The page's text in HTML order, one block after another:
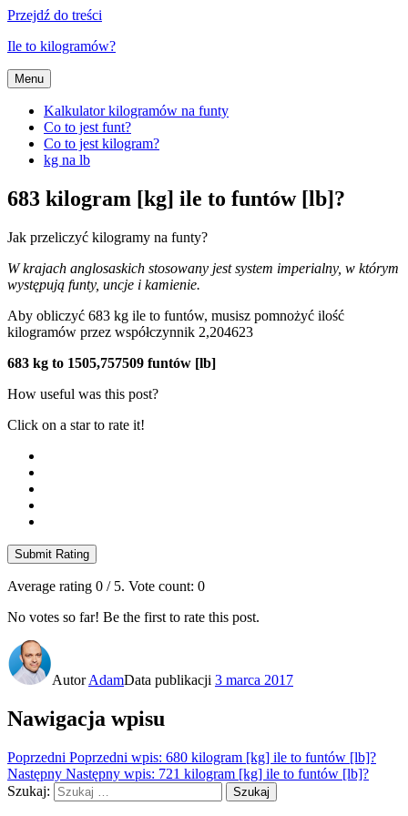
Przejdź do treści
Ile to kilogramów?
Menu
Kalkulator kilogramów na funty
Co to jest funt?
Co to jest kilogram?
kg na lb
683 kilogram [kg] ile to funtów [lb]?
Jak przeliczyć kilogramy na funty?
W krajach anglosaskich stosowany jest system imperialny, w którym
występują funty, uncje i kamienie.
Aby obliczyć 683 kg ile to funtów, musisz pomnożyć ilość
kilogramów przez współczynnik 2,204623
683 kg to 1505,757509 funtów [lb]
How useful was this post?
Click on a star to rate it!
Submit Rating
Average rating 0 / 5. Vote count: 0
No votes so far! Be the first to rate this post.
AutorAdamData publikacji 3 marca 2017
Nawigacja wpisu
Poprzedni Poprzedni wpis: 680 kilogram [kg] ile to funtów [lb]?
Następny Następny wpis: 721 kilogram [kg] ile to funtów [lb]?
Szukaj:
Szukaj